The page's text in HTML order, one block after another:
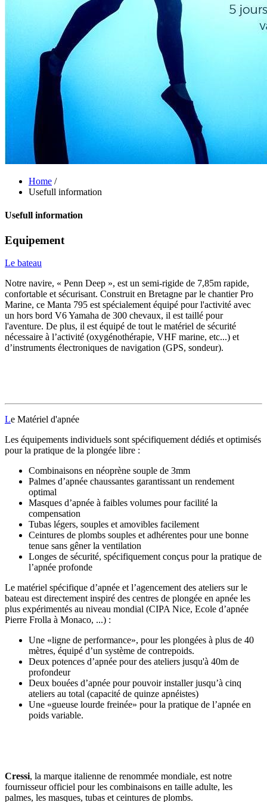
Home /
Usefull information
Usefull information
Equipement
Le bateau
Notre navire, « Penn Deep », est un semi-rigide de 7,85m rapide,
confortable et sécurisant. Construit en Bretagne par le chantier Pro
Marine, ce Manta 795 est spécialement équipé pour l'activité avec
un hors bord V6 Yamaha de 300 chevaux, il est taillé pour
l'aventure. De plus, il est équipé de tout le matériel de sécurité
nécessaire à l’activité (oxygénothérapie, VHF marine, etc...) et
d’instruments électroniques de navigation (GPS, sondeur).
Le Matériel d'apnée
Les équipements individuels sont spécifiquement dédiés et optimisés
pour la pratique de la plongée libre :
Combinaisons en néoprène souple de 3mm
Palmes d’apnée chaussantes garantissant un rendement
optimal
Masques d’apnée à faibles volumes pour facilité la
compensation
Tubas légers, souples et amovibles facilement
Ceintures de plombs souples et adhérentes pour une bonne
tenue sans gêner la ventilation
Longes de sécurité, spécifiquement conçus pour la pratique de
l’apnée profonde
Le matériel spécifique d’apnée et l’agencement des ateliers sur le
bateau est directement inspiré des centres de plongée en apnée les
plus expérimentés au niveau mondial (CIPA Nice, Ecole d’apnée
Pierre Frolla à Monaco, ...) :
Une «ligne de performance», pour les plongées à plus de 40
mètres, équipé d’un système de contrepoids.
Deux potences d’apnée pour des ateliers jusqu'à 40m de
profondeur
Deux bouées d’apnée pour pouvoir installer jusqu’à cinq
ateliers au total (capacité de quinze apnéistes)
Une «gueuse lourde freinée» pour la pratique de l’apnée en
poids variable.
Cressi, la marque italienne de renommée mondiale, est notre
fournisseur officiel pour les combinaisons en taille adulte, les
palmes, les masques, tubas et ceintures de plombs.